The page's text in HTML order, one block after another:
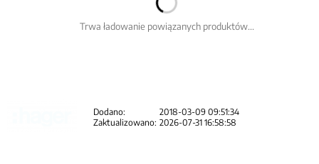
Trwa ładowanie powiązanych produktów...
Dodano:
2018-03-09 09:51:34
Zaktualizowano: 2026-07-31 16:58:58